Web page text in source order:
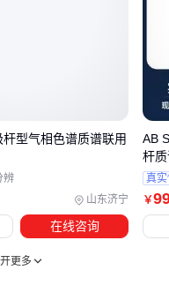
山东济宁
型气相色谱质谱联用
辨
在线咨询
￥
AB
杆
真
更多